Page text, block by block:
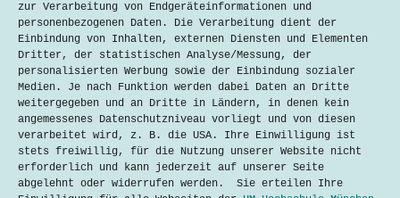
zur Verarbeitung von Endgeräteinformationen und
personenbezogenen Daten. Die Verarbeitung dient der
Einbindung von Inhalten, externen Diensten und Elementen
Dritter, der statistischen Analyse/Messung, der
personalisierten Werbung sowie der Einbindung sozialer
Medien. Je nach Funktion werden dabei Daten an Dritte
weitergegeben und an Dritte in Ländern, in denen kein
angemessenes Datenschutzniveau vorliegt und von diesen
verarbeitet wird, z. B. die USA. Ihre Einwilligung ist
stets freiwillig, für die Nutzung unserer Website nicht
erforderlich und kann jederzeit auf unserer Seite
abgelehnt oder widerrufen werden. Sie erteilen Ihre
Die Corona-Pandemie hat dramatische
Auswirkungen auf Gesellschaft und
Wirtschaft. Ein Bereich scheint
jedoch von der Krise zu profitieren:
die Digitalisierung. Jüngst sprach
der Bundestagspräsident Wolfgang
Schäuble von einem „starken Schub in
Richtung Digitalisierung“ durch
Corona. Techtalkers beleuchtet nun
eine vermeintliche…
Lesen